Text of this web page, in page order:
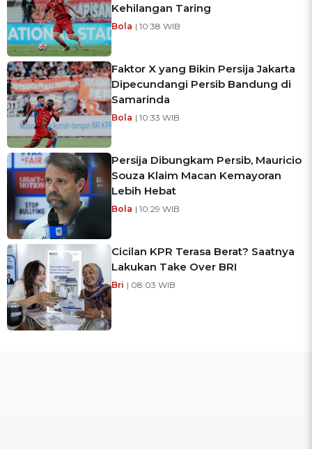
Kehilangan Taring
Bola | 10:38 WIB
Faktor X yang Bikin Persija Jakarta
Dipecundangi Persib Bandung di
Samarinda
Bola | 10:33 WIB
Persija Dibungkam Persib, Mauricio
Souza Klaim Macan Kemayoran
Lebih Hebat
Bola | 10:29 WIB
Cicilan KPR Terasa Berat? Saatnya
Lakukan Take Over BRI
Bri | 08:03 WIB